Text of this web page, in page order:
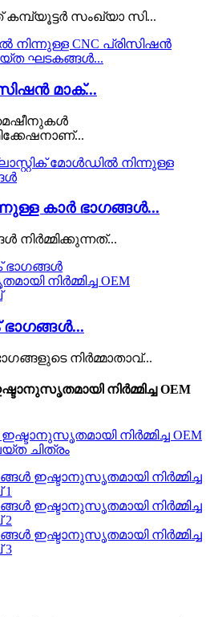
കമ്പ്യൂട്ടർ സംഖ്യാ സി...
മാക്...
കാർ ഭാഗങ്ങൾ...
നിർമ്മിക്കുന്നത്...
ഭാഗങ്ങൾ...
നിർമ്മാതാവ്...
നിർമ്മിച്ച OEM